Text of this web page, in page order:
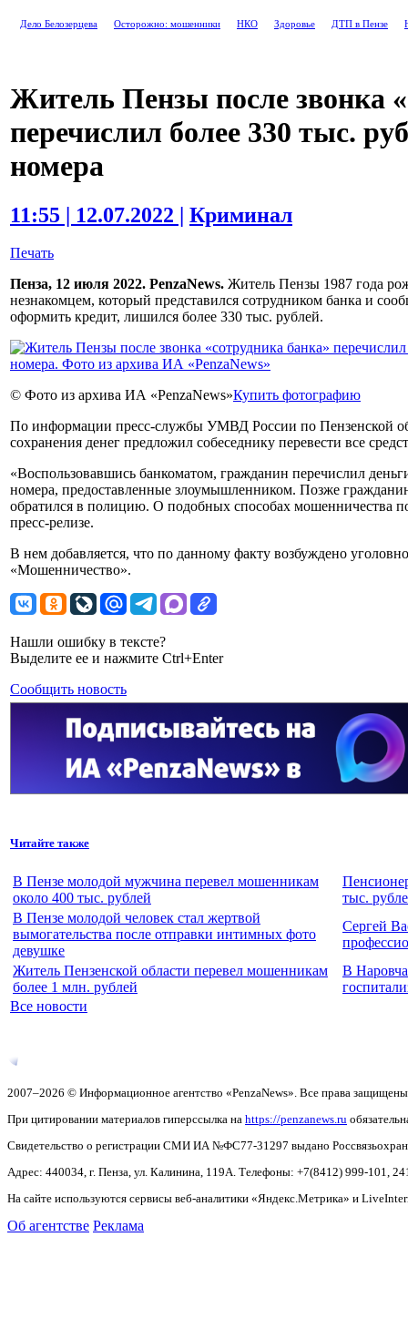
Дело Белозерцева Осторожно: мошенники НКО Здоровье ДТП в Пензе
Житель Пензы после звонка
перечислил более 330 тыс.
номера
11:55 | 12.07.2022 | Криминал
Печать
Пенза, 12 июля 2022. PenzaNews. Житель Пензы 1987 года
незнакомцем, который представился сотрудником банка и
оформить кредит, лишился более 330 тыс. рублей.
© Фото из архива ИА «PenzaNews»Купить фотографию
По информации пресс-службы УМВД России по Пензенской
сохранения денег предложил собеседнику перевести все
«Воспользовавшись банкоматом, гражданин перечислил
номера, предоставленные злоумышленником. Позже
обратился в полицию. О подобных способах мошенничества
пресс-релизе.
В нем добавляется, что по данному факту возбуждено
«Мошенничество».
Нашли ошибку в тексте?
Выделите ее и нажмите Ctrl+Enter
Сообщить новость
Читайте также
В Пензе молодой мужчина перевел мошенникам
около 400 тыс. рублей
тыс.
В Пензе молодой человек стал жертвой
вымогательства после отправки интимных фото
девушке
Сергей
Житель Пензенской области перевел мошенникам
более 1 млн. рублей
В
Все новости
2007–2026 © Информационное агентство «PenzaNews». Все права
При цитировании материалов гиперссылка на https://penzanews.ru
Свидетельство о регистрации СМИ ИА №ФС77-31297 выдано
Адрес: 440034, г. Пенза, ул. Калинина, 119А. Телефоны: +7(8412) 999-101,
На сайте используются сервисы веб-аналитики «Яндекс.Метрика» и
Об агентстве Реклама